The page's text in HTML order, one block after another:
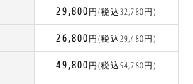
29,800円(税込32,780円)
26,800円(税込29,480円)
49,800円(税込54,780円)